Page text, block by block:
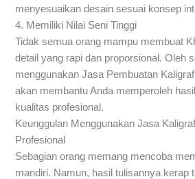
menyesuaikan desain sesuai konsep
4. Memiliki Nilai Seni Tinggi
Tidak semua orang mampu membuat
detail yang rapi dan proporsional. Oleh
menggunakan Jasa Pembuatan
akan membantu Anda memperoleh
kualitas profesional.
Keunggulan Menggunakan Jasa
Profesional
Sebagian orang memang mencoba
mandiri. Namun, hasil tulisannya kerap